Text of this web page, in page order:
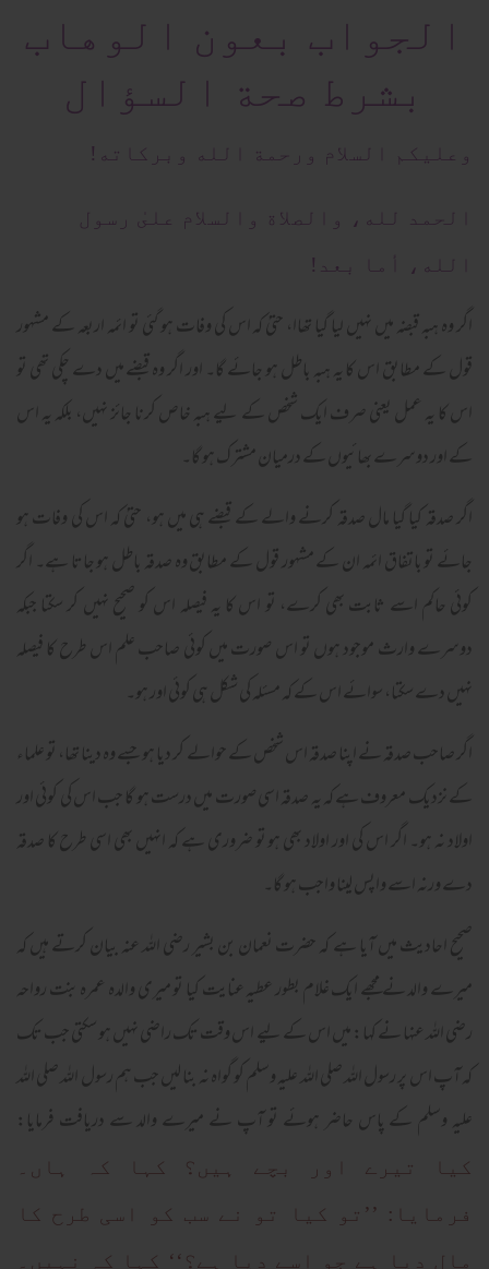
الجواب بعون الوهاب
بشرط صحة السؤال
وعلیکم السلام ورحمة الله وبرکاته!
الحمد لله، والصلاة والسلام علىٰ رسول
الله، أما بعد!
اگر وہ ہبہ قبضہ میں نہیں لیا گیا تھاا، حتیٰ کہ اس کی وفات ہو گئی تو ائمہ اربعہ کے مشہور
قول کے مطابق اس کا یہ ہبہ باطل ہو جائے گا۔ اور اگر وہ قبضے میں دے چکی تھی تو
اس کا یہ عمل یعنی صرف ایک شخص کے لیے ہبہ خاص کرنا جائز نہیں، بلکہ یہ اس
کے اور دوسرے بھائیوں کے درمیان مشترک ہو گا۔
اگر صدقہ کیا گیا مال صدقہ کرنے والے کے قبضے ہی میں ہو، حتیٰ کہ اس کی وفات ہو
جائے تو باتفاق ائمہ ان کے مشہور قول کے مطابق وہ صدقہ باطل ہو جاتا ہے۔ اگر
کوئی حاکم اسے ثابت بھی کرے، تو اس کا یہ فیصلہ اس کو صحیح نہیں کر سکتا جبکہ
دوسرے وارث موجود ہوں تو اس صورت میں کوئی صاحب علم اس طرح کا فیصلہ
نہیں دے سکتا، سوائے اس کے کہ مسئلہ کی شکل ہی کوئی اور ہو۔
اگر صاحب صدقہ نے اپنا صدقہ اس شخص کے حوالے کر دیا ہو جسے وہ دینا تھا، تو علماء
کے نزدیک معروف ہے کہ یہ صدقہ اسی صورت میں درست ہو گا جب اس کی کوئی اور
اولاد نہ ہو۔ اگر اس کی اور اولاد بھی ہو تو ضروری ہے کہ انہیں بھی اسی طرح کا صدقہ
دے ورنہ اسے واپس لینا واجب ہو گا۔
صحیح احادیث میں آیا ہے کہ حضرت نعمان بن بشیر رضی اللہ عنہ بیان کرتے ہیں کہ
میرے والد نے مجھے ایک غلام بطور عطیہ عنایت کیا تو میری والدہ عمرہ بنت رواحہ
رضی اللہ عنہا نے کہا: میں اس کے لیے اس وقت تک راضی نہیں ہو سکتی جب تک
کہ آپ اس پر رسول اللہ صلی اللہ علیہ وسلم کو گواہ نہ بنا لیں جب ہم رسول اللہ صلی اللہ
علیہ وسلم کے پاس حاضر ہوئے تو آپ نے میرے والد سے دریافت فرمایا:
کیا تیرے اور بچے ہیں؟ کہا کہ ہاں۔
فرمایا: ’’تو کیا تو نے سب کو اسی طرح کا
مال دیا ہے جو اسے دیا ہے؟‘‘ کہا کہ نہیں۔